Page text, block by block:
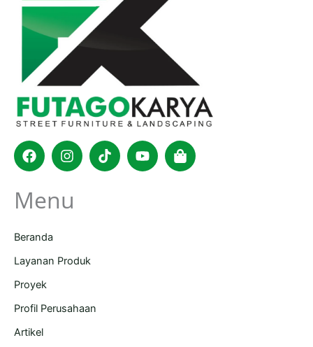
FacebookInstagram
TiktokYoutubeShopping-
bag
Menu
Beranda
Layanan Produk
Proyek
Profil Perusahaan
Artikel